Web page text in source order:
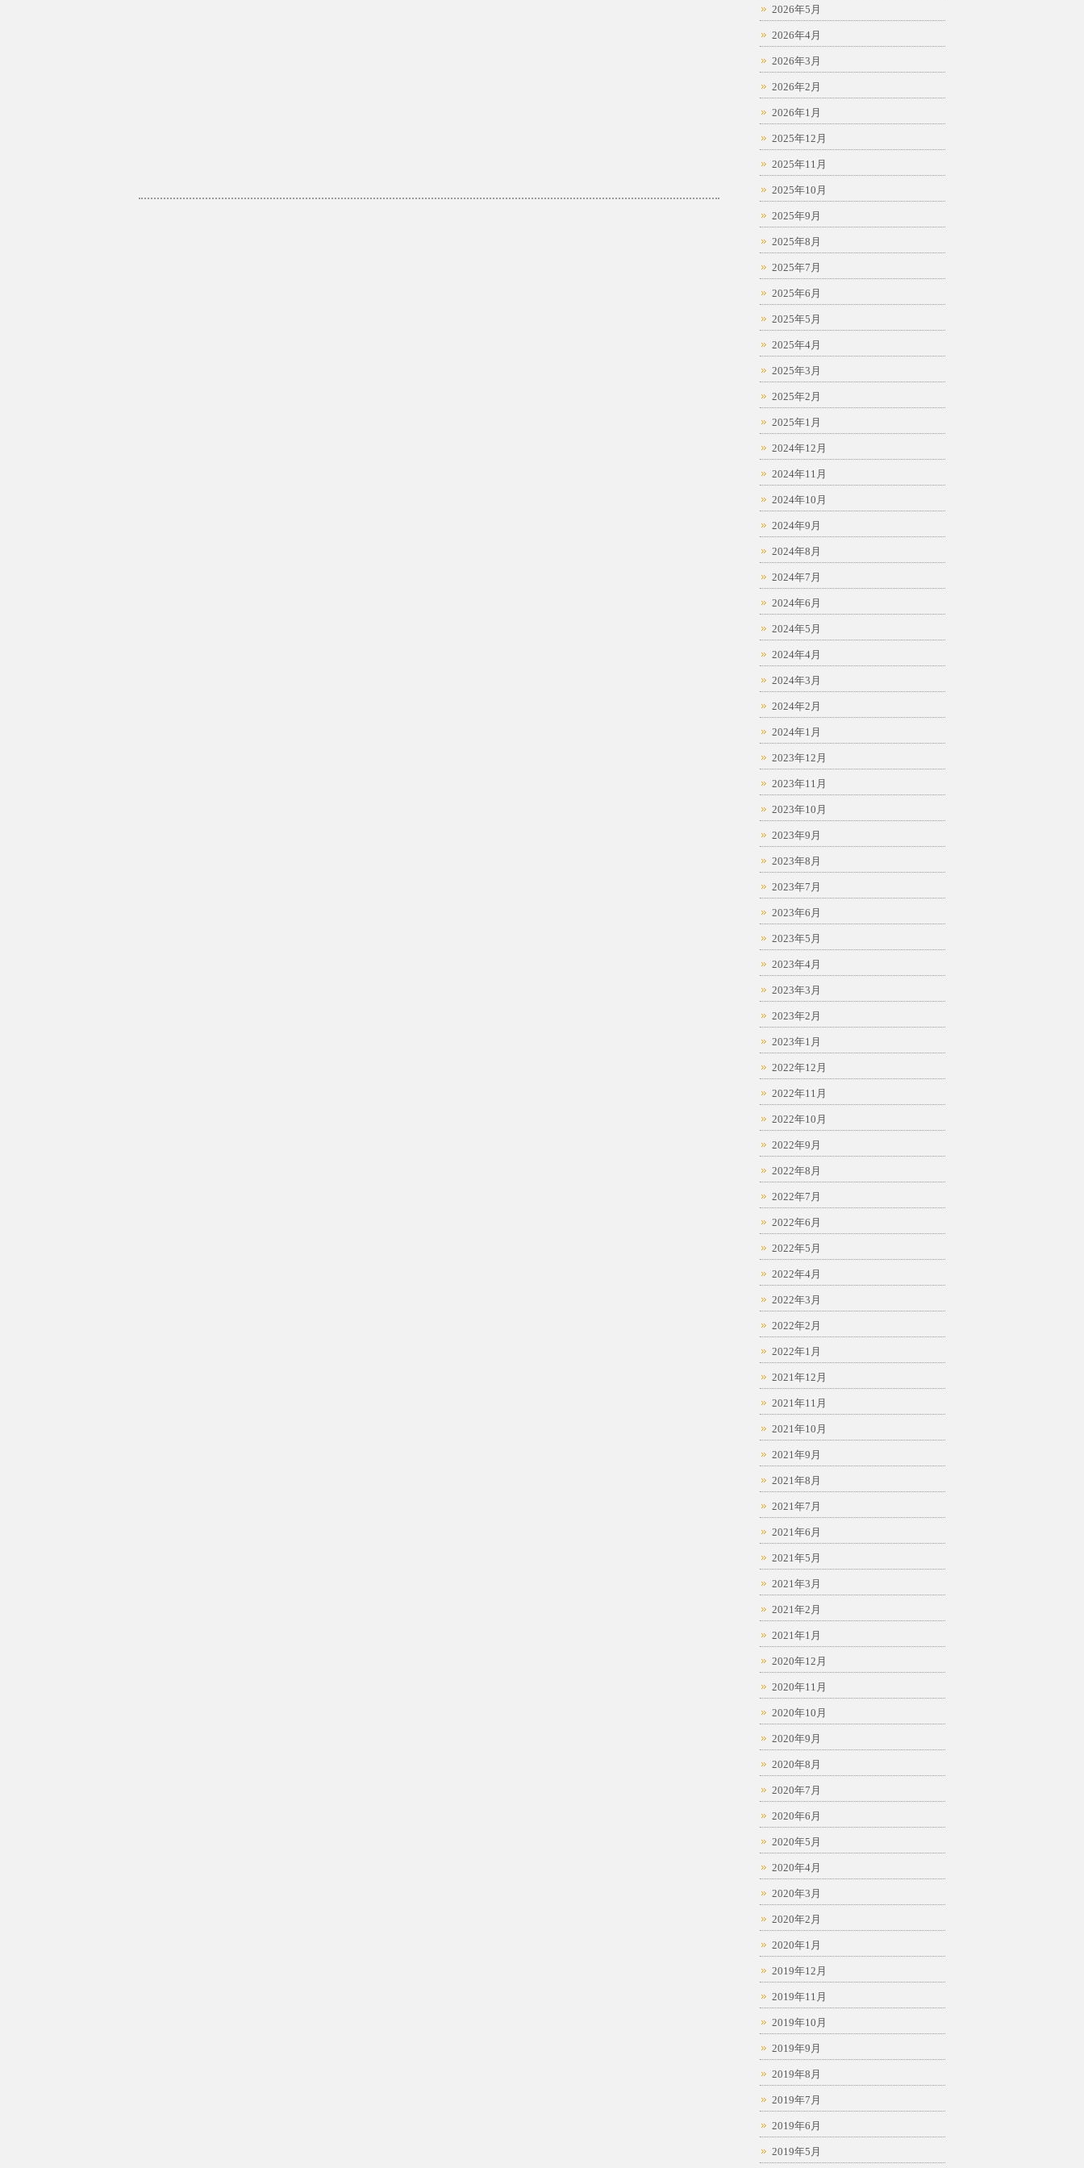
2026年5月
2026年4月
2026年3月
2026年2月
2026年1月
2025年12月
2025年11月
2025年10月
2025年9月
2025年8月
2025年7月
2025年6月
2025年5月
2025年4月
2025年3月
2025年2月
2025年1月
2024年12月
2024年11月
2024年10月
2024年9月
2024年8月
2024年7月
2024年6月
2024年5月
2024年4月
2024年3月
2024年2月
2024年1月
2023年12月
2023年11月
2023年10月
2023年9月
2023年8月
2023年7月
2023年6月
2023年5月
2023年4月
2023年3月
2023年2月
2023年1月
2022年12月
2022年11月
2022年10月
2022年9月
2022年8月
2022年7月
2022年6月
2022年5月
2022年4月
2022年3月
2022年2月
2022年1月
2021年12月
2021年11月
2021年10月
2021年9月
2021年8月
2021年7月
2021年6月
2021年5月
2021年3月
2021年2月
2021年1月
2020年12月
2020年11月
2020年10月
2020年9月
2020年8月
2020年7月
2020年6月
2020年5月
2020年4月
2020年3月
2020年2月
2020年1月
2019年12月
2019年11月
2019年10月
2019年9月
2019年8月
2019年7月
2019年6月
2019年5月